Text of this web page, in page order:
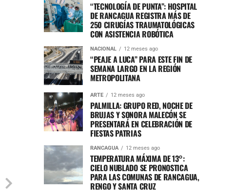
“TECNOLOGÍA DE PUNTA”: HOSPITAL
DE RANCAGUA REGISTRA MÁS DE
250 CIRUGÍAS TRAUMATOLÓGICAS
CON ASISTENCIA ROBÓTICA
NACIONAL 12 meses ago
“PEAJE A LUCA” PARA ESTE FIN DE
SEMANA LARGO EN LA REGIÓN
METROPOLITANA
ARTE 12 meses ago
PALMILLA: GRUPO RED, NOCHE DE
BRUJAS Y SONORA MALECÓN SE
PRESENTARÁ EN CELEBRACIÓN DE
FIESTAS PATRIAS
RANCAGUA 12 meses ago
TEMPERATURA MÁXIMA DE 13°:
CIELO NUBLADO SE PRONOSTICA
PARA LAS COMUNAS DE RANCAGUA,
RENGO Y SANTA CRUZ